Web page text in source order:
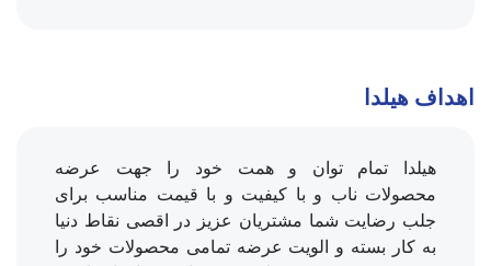
اهداف هیلدا
هیلدا تمام توان و همت خود را جهت عرضه
محصولات ناب و با کیفیت و با قیمت مناسب برای
جلب رضایت شما مشتریان عزیز در اقصی نقاط دنیا
به کار بسته و الویت عرضه تمامی محصولات خود را